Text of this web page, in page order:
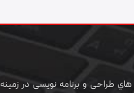
طراحی و برنامه نویسی در زمینه